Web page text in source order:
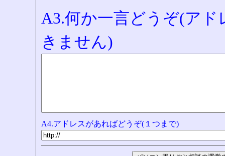
A3.何か一言どうぞ(ア
きません)
A4.アドレスがあればどうぞ(１つまで)